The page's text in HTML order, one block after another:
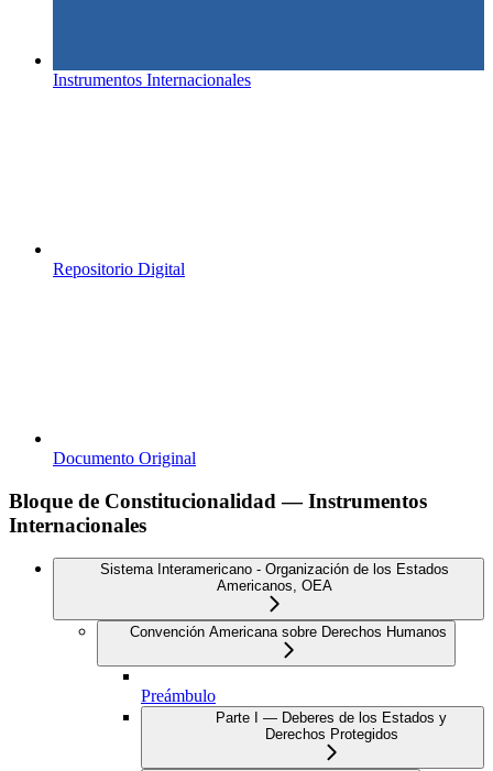
Instrumentos Internacionales
Repositorio Digital
Documento Original
Bloque de Constitucionalidad — Instrumentos
Internacionales
Sistema Interamericano - Organización de los Estados
Americanos, OEA
Convención Americana sobre Derechos Humanos
Preámbulo
Parte I — Deberes de los Estados y
Derechos Protegidos